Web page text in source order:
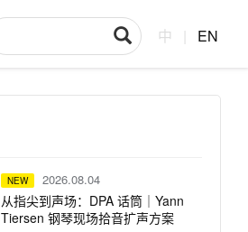
中 EN
NEW 2026.08.04
从指尖到声场：DPA 话筒｜Yann
Tiersen 钢琴现场拾音扩声方案